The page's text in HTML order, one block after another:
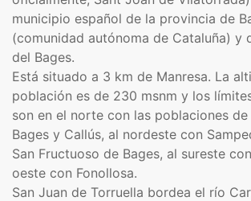
municipio español de la provincia de
(comunidad autónoma de Cataluña) y
del Bages.
Está situado a 3 km de Manresa. La
población es de 230 msnm y los
son en el norte con las poblaciones
Bages y Callús, al nordeste con
San Fructuoso de Bages, al sureste
oeste con Fonollosa.
San Juan de Torruella bordea el río